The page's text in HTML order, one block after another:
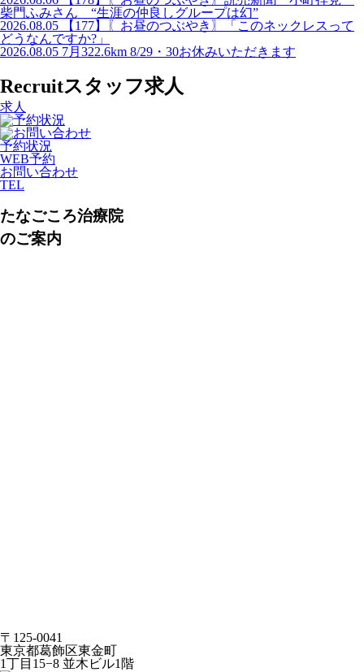
柴門ふみさん “生涯の仲良しグループは幻”
2026.08.05
【177】〖お昼のつぶやき〗「このネックレスって
どうなんですか?」
2026.08.05 7月322.6km 8/29・30お休みいただきます
Recruitスタッフ求人
求人
予約状況
WEB予約
お問い合わせ
TEL
たなごころ治療院
のご案内
〒125-0041
東京都葛飾区東金町
1丁目15−8 並木ビル1階